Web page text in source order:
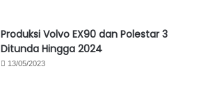
Produksi Volvo EX90 dan Polestar 3
Ditunda Hingga 2024
13/05/2023